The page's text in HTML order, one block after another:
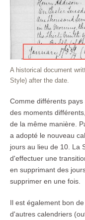
A historical document
Style) after the date.
Comme différents
des moments
de la même manière.
a adopté le nouveau
jours au lieu de 10. La
d'effectuer une
en supprimant des
supprimer en une fois.
Il est également bon
d'autres calendriers